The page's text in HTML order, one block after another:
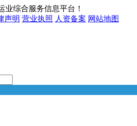
业综合服务信息平台！
声明 营业执照 人资备案 网站地图